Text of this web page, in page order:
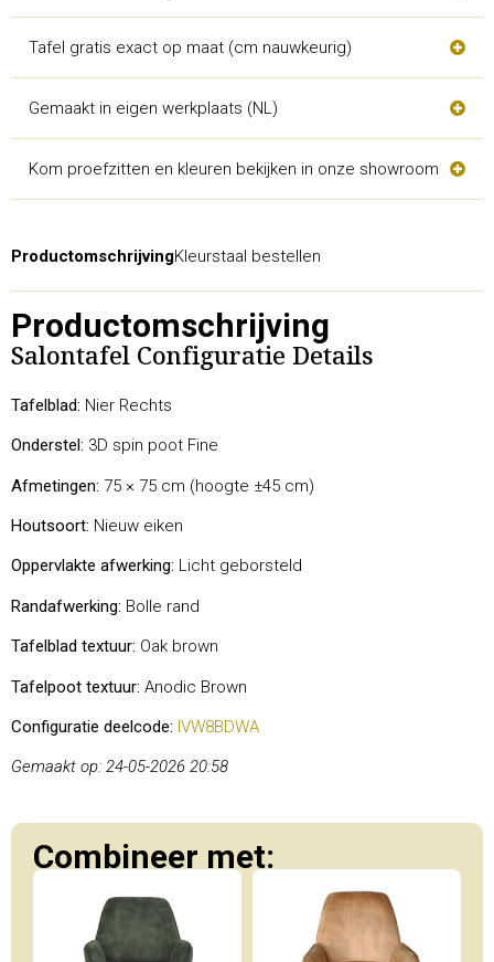
Tafel gratis exact op maat (cm nauwkeurig)
Gemaakt in eigen werkplaats (NL)
Kom proefzitten en kleuren bekijken in onze showroom
ProductomschrijvingKleurstaal bestellen
Productomschrijving
Salontafel Configuratie Details
Tafelblad: Nier Rechts
Onderstel: 3D spin poot Fine
Afmetingen: 75 × 75 cm (hoogte ±45 cm)
Houtsoort: Nieuw eiken
Oppervlakte afwerking: Licht geborsteld
Randafwerking: Bolle rand
Tafelblad textuur: Oak brown
Tafelpoot textuur: Anodic Brown
Configuratie deelcode: IVW8BDWA
Gemaakt op: 24-05-2026 20:58
Combineer met: